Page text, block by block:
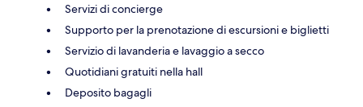
Servizi di concierge
Supporto per la prenotazione di escursioni e biglietti
Servizio di lavanderia e lavaggio a secco
Quotidiani gratuiti nella hall
Deposito bagagli